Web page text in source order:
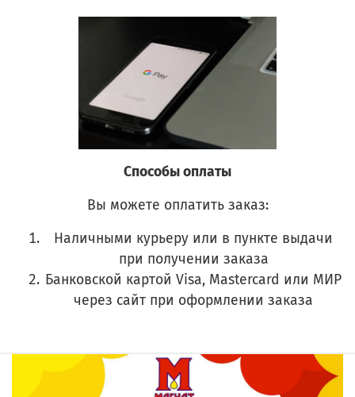
Способы оплаты
Вы можете оплатить заказ:
Наличными курьеру или в пункте выдачи
при получении заказа
Банковской картой Visa, Mastercard или МИР
через сайт при оформлении заказа